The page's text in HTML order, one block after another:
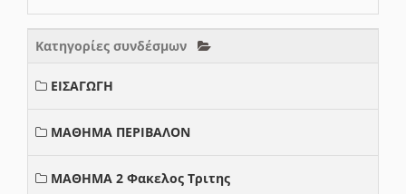
Κατηγορίες συνδέσμων
ΕΙΣΑΓΩΓΗ
ΜΑΘΗΜΑ ΠΕΡΙΒΑΛΟΝ
ΜΑΘΗΜΑ 2 Φακελος Τριτης